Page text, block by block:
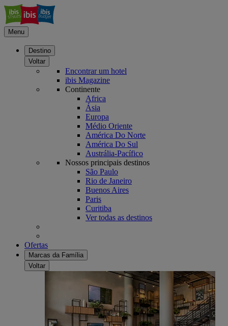
Menu
Destino
Voltar
Encontrar um hotel
ibis Magazine
Continente
Africa
Ásia
Europa
Médio Oriente
América Do Norte
América Do Sul
Austrália-Pacífico
Nossos principais destinos
São Paulo
Rio de Janeiro
Buenos Aires
Paris
Curitiba
Ver todas as destinos
Ofertas
Marcas da Família
Voltar